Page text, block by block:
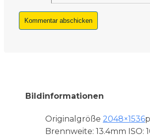
Bildinformationen
Originalgröße 2048×1536
Brennweite: 13.4mm ISO: